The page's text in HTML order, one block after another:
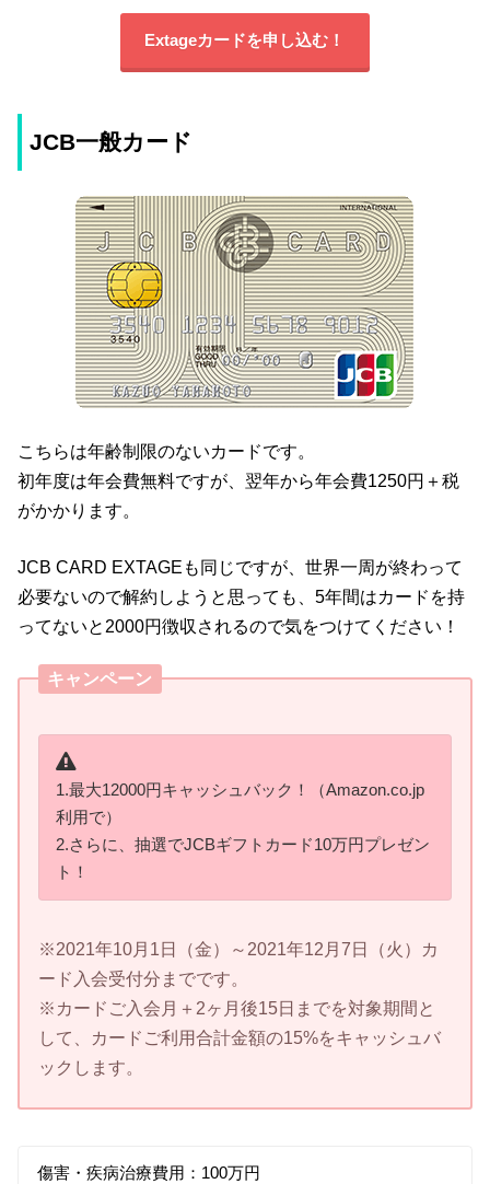
Extageカードを申し込む！
JCB一般カード
こちらは年齢制限のないカードです。
初年度は年会費無料ですが、翌年から年会費1250円＋税
がかかります。
JCB CARD EXTAGEも同じですが、世界一周が終わって
必要ないので解約しようと思っても、5年間はカードを持
ってないと2000円徴収されるので気をつけてください！
キャンペーン
1.最大12000円キャッシュバック！（Amazon.co.jp
利用で）
2.さらに、抽選でJCBギフトカード10万円プレゼン
ト！
※2021年10月1日（金）～2021年12月7日（火）カ
ード入会受付分までです。
※カードご入会月＋2ヶ月後15日までを対象期間と
して、カードご利用合計金額の15%をキャッシュバ
ックします。
傷害・疾病治療費用：100万円